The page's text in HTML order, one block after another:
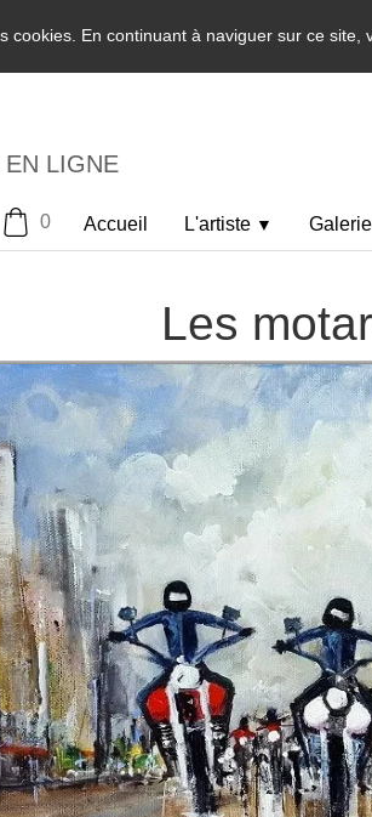
cookies. En continuant à naviguer sur ce site,
LIGNE
0 Accueil L'artiste ▼
Les